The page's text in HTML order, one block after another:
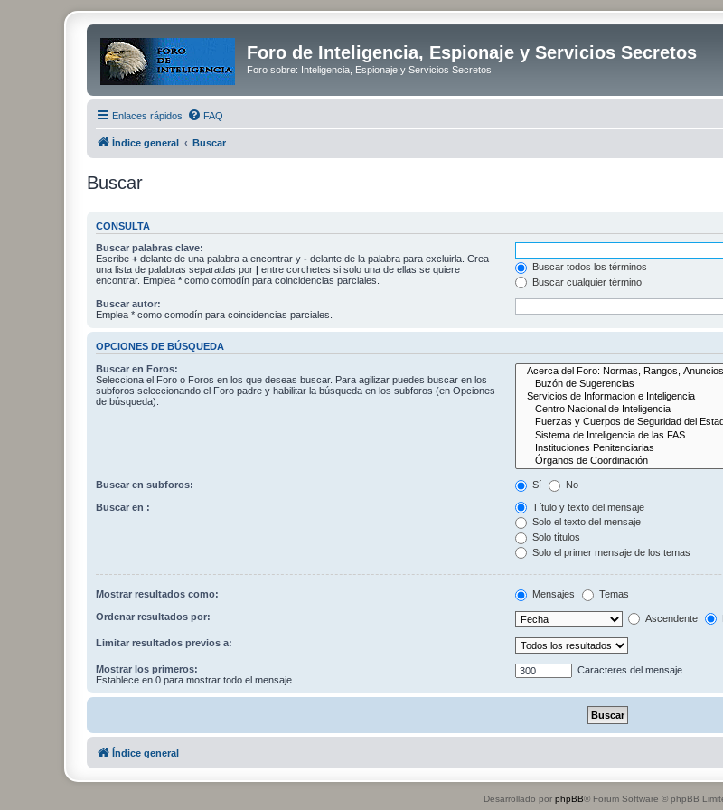
Foro de Inteligencia, Espionaje y Servicios Secretos
Foro sobre: Inteligencia, Espionaje y Servicios Secretos
Enlaces rápidos FAQ
Índice general Buscar
Buscar
CONSULTA
Buscar palabras clave:
Escribe + delante de una palabra a encontrar y - delante de la palabra para excluirla. Crea
una lista de palabras separadas por | entre corchetes si solo una de ellas se quiere
encontrar. Emplea * como comodín para coincidencias parciales.
Buscar todos los términos
Buscar cualquier término
Buscar autor:
Emplea * como comodín para coincidencias parciales.
OPCIONES DE BÚSQUEDA
Buscar en Foros:
Selecciona el Foro o Foros en los que deseas buscar. Para agilizar puedes buscar en los
subforos seleccionando el Foro padre y habilitar la búsqueda en los subforos (en Opciones
de búsqueda).
Buscar en subforos: Sí No
Buscar en :
Título y texto del mensaje
Solo el texto del mensaje
Solo títulos
Solo el primer mensaje de los temas
Mostrar resultados como: Mensajes Temas
Ordenar resultados por: Ascendente
Limitar resultados previos a:
Mostrar los primeros:
Establece en 0 para mostrar todo el mensaje.
Caracteres del mensaje
Índice general
Desarrollado por phpBB® Forum Software © phpBB